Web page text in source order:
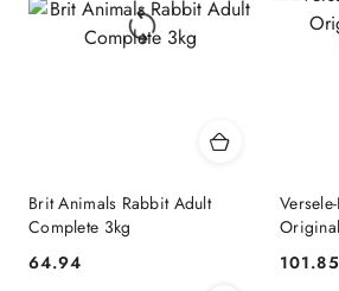
Brit Animals Rabbit Adult
Complete 3kg
Cena:
64.94 Cena:
101.85